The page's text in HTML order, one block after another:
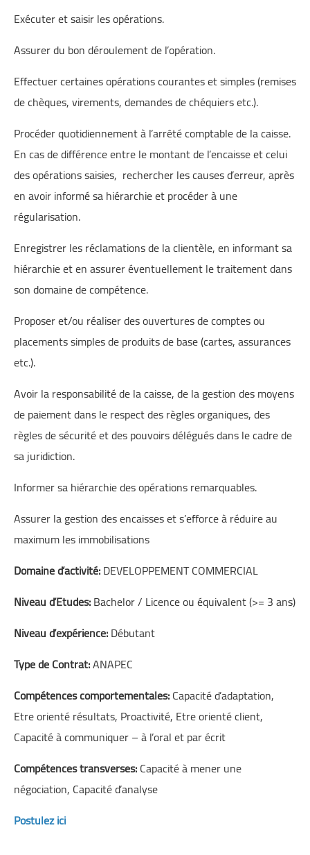
Exécuter et saisir les opérations.
Assurer du bon déroulement de l’opération.
Effectuer certaines opérations courantes et simples (remises
de chèques, virements, demandes de chéquiers etc.).
Procéder quotidiennement à l’arrêté comptable de la caisse.
En cas de différence entre le montant de l’encaisse et celui
des opérations saisies, rechercher les causes d’erreur, après
en avoir informé sa hiérarchie et procéder à une
régularisation.
Enregistrer les réclamations de la clientèle, en informant sa
hiérarchie et en assurer éventuellement le traitement dans
son domaine de compétence.
Proposer et/ou réaliser des ouvertures de comptes ou
placements simples de produits de base (cartes, assurances
etc.).
Avoir la responsabilité de la caisse, de la gestion des moyens
de paiement dans le respect des règles organiques, des
règles de sécurité et des pouvoirs délégués dans le cadre de
sa juridiction.
Informer sa hiérarchie des opérations remarquables.
Assurer la gestion des encaisses et s’efforce à réduire au
maximum les immobilisations
Domaine d’activité:DEVELOPPEMENT COMMERCIAL
Niveau d’Etudes:Bachelor / Licence ou équivalent (>= 3 ans)
Niveau d’expérience:Débutant
Type de Contrat:ANAPEC
Compétences comportementales:Capacité d’adaptation,
Etre orienté résultats, Proactivité, Etre orienté client,
Capacité à communiquer – à l’oral et par écrit
Compétences transverses:Capacité à mener une
négociation, Capacité d’analyse
Postulez ici